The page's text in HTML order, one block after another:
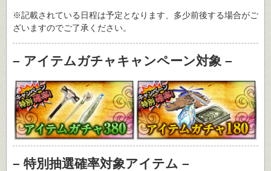
※記載されている日程は予定となります、多少前後する場合がご
ざいますのでご了承ください。
– アイテムガチャキャンペーン対象 –
– 特別抽選確率対象アイテム –